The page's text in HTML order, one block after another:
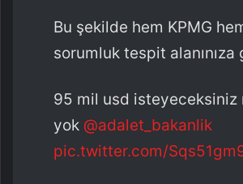
Bu şekilde hem KPMG
sorumluk tespit alanınıza
95 mil usd isteyeceksiniz
yok @adalet_bakanlik
pic.twitter.com/